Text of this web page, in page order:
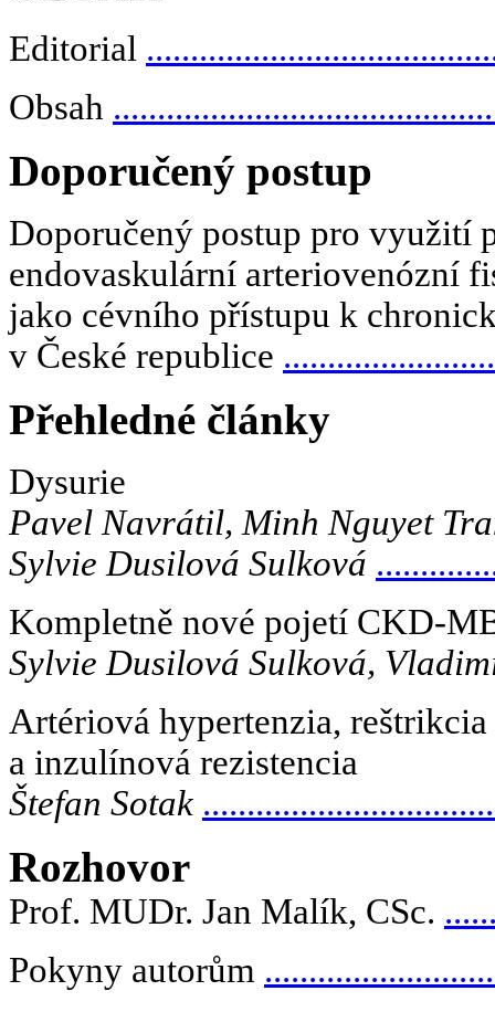
Editorial
Obsah
Doporučený postup
Doporučený postup pro využití
endovaskulární arteriovenózní
jako cévního přístupu k
v České republice
Přehledné články
Dysurie
Pavel Navrátil, Minh Nguyet
Sylvie Dusilová Sulková
Kompletně nové pojetí CKD-
Sylvie Dusilová Sulková,
Artériová hypertenzia,
a inzulínová rezistencia
Štefan Sotak
Rozhovor
Prof. MUDr. Jan Malík, CSc.
Pokyny autorům